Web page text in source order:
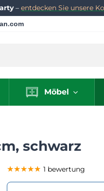
– entdecken Sie unsere
Möbel
schwarz
★★★★★
★★★★★
★★★★★ 1 bewertung